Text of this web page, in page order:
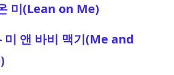
미(Lean on Me)
미 앤 바비 맥기(Me and